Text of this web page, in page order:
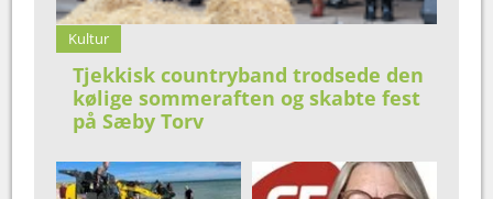
Kultur
Tjekkisk countryband trodsede den
kølige sommeraften og skabte fest
på Sæby Torv